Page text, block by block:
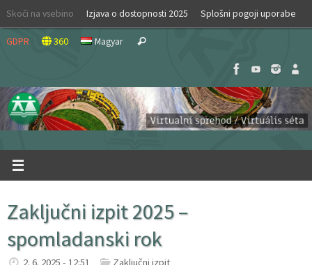
Skip
content
Skoči na vsebino Izjava o dostopnosti 2025 Splošni pogoji uporabe
GDPR 360 Magyar Search
Zaključni izpit 2025 –
spomladanski rok
2. 6. 2025 - 12:51 Zaključni izpit